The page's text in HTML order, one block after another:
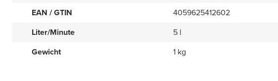
EAN / GTIN
4059625412602
Liter/Minute
5 l
Gewicht
1 kg